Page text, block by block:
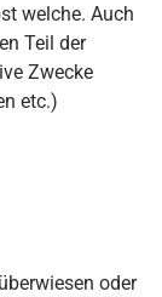
welche. Auch
Teil der
Zwecke
etc.)
oder